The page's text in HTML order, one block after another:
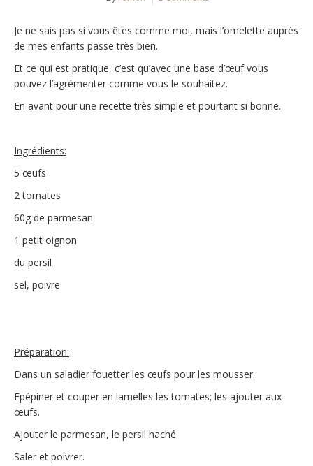
Je ne sais pas si vous êtes comme moi, mais l’omelette auprès
de mes enfants passe très bien.
Et ce qui est pratique, c’est qu’avec une base d’œuf vous
pouvez l’agrémenter comme vous le souhaitez.
En avant pour une recette très simple et pourtant si bonne.
Ingrédients:
5 œufs
2 tomates
60g de parmesan
1 petit oignon
du persil
sel, poivre
Préparation:
Dans un saladier fouetter les œufs pour les mousser.
Epépiner et couper en lamelles les tomates; les ajouter aux
œufs.
Ajouter le parmesan, le persil haché.
Saler et poivrer.